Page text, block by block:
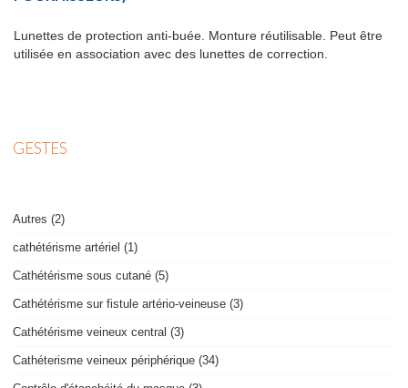
Lunettes de protection anti-buée. Monture réutilisable. Peut être
utilisée en association avec des lunettes de correction.
GESTES
Autres (2)
cathétérisme artériel (1)
Cathétérisme sous cutané (5)
Cathétérisme sur fistule artério-veineuse (3)
Cathétérisme veineux central (3)
Cathéterisme veineux périphérique (34)